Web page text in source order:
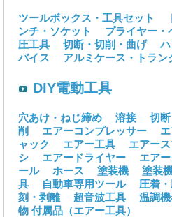
ツールボックス・工具セット
ンチ・ソケット
プライヤー・
圧工具
切断・切削・曲げ
バイス
アルミケース・トラン
DIY電動工具
穴あけ・ねじ締め 溶接 切
削
エアーコンプレッサー
ャック
エアー工具 エアー
シ
エアードライヤー エア
ール
ホース 塗装機 塗装
具
自動車専用ツール 圧着
刻・剥離
超音波工具 温調
物 付属品（エアー工具）